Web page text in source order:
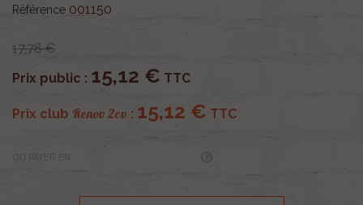
Référence 001150
17,78 €
Prix public : 15,12 € TTC
Prix club Renov 2cv : 15,12 € TTC
OU PAYER EN